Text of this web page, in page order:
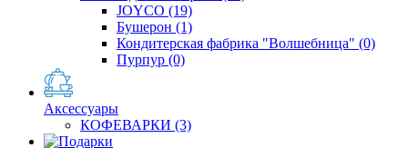
JOYCO (19)
Бушерон (1)
Кондитерская фабрика "Волшебница" (0)
Пурпур (0)
Аксессуары
КОФЕВАРКИ (3)